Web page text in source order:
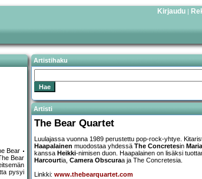
Kirjaudu |
Bear
Bear
pysyi
Artistihaku
Artisti
The Bear Quartet
Luulajassa vuonna 1989 perustettu pop-rock-yhtye.
Haapalainen muodostaa yhdessä The Concretesin
kanssa Heikki-nimisen duon. Haapalainen on lisäksi
Harcourtia, Camera Obscuraa ja The Concretesia.
Linkki: www.thebearquartet.com